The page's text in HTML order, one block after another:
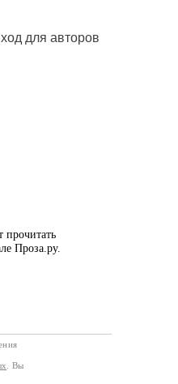
для авторов
прочитать
Проза.ру.
. Вы